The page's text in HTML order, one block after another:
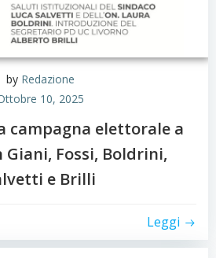
by Redazione
10, 2025
campagna elettorale a
Giani, Fossi, Boldrini,
e Brilli
Leggi